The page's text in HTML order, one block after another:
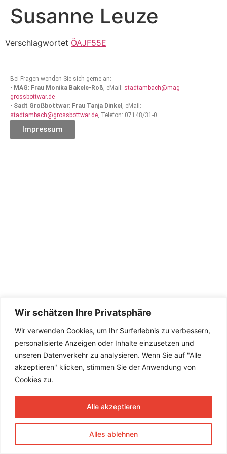
Wir schätzen Ihre Privatsphäre
Wir verwenden Cookies, um Ihr Surferlebnis zu verbessern,
personalisierte Anzeigen oder Inhalte einzusetzen und
unseren Datenverkehr zu analysieren. Wenn Sie auf "Alle
akzeptieren" klicken, stimmen Sie der Anwendung von
Cookies zu.
Alles ablehnen
Alle akzeptieren
Susanne Leuze
Verschlagwortet ÖAJF55E
Bei Fragen wenden Sie sich gerne an:
• MAG: Frau Monika Bakele-Roß, eMail: stadtambach@mag-
grossbottwar.de
• Sadt Großbottwar: Frau Tanja Dinkel , eMail:
stadtambach@grossbottwar.de, Telefon: 07148/31-0
Impressum